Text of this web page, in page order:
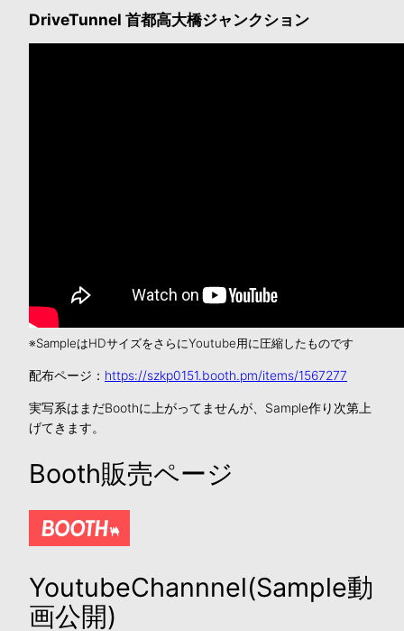
DriveTunnel 首都高大橋ジャンクション
※SampleはHDサイズをさらにYoutube用に圧縮したものです
配布ページ： https://szkp0151.booth.pm/items/1567277
実写系はまだBoothに上がってませんが、Sample作り次第上
げてきます。
Booth販売ページ
YoutubeChannnel(Sample動
画公開)